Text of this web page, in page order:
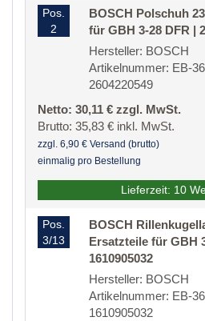
Pos.
2
BOSCH Polschuh
für GBH 3-28 DFR |
Hersteller: BOSCH
Artikelnummer: EB-
2604220549
Netto: 30,11 € zzgl. MwSt.
Brutto: 35,83 € inkl. MwSt.
zzgl. 6,90 € Versand (brutto)
einmalig pro Bestellung
Lieferzeit: 10
Pos.
3/13
BOSCH
Ersatzteile für GBH
1610905032
Hersteller: BOSCH
Artikelnummer: EB-
1610905032